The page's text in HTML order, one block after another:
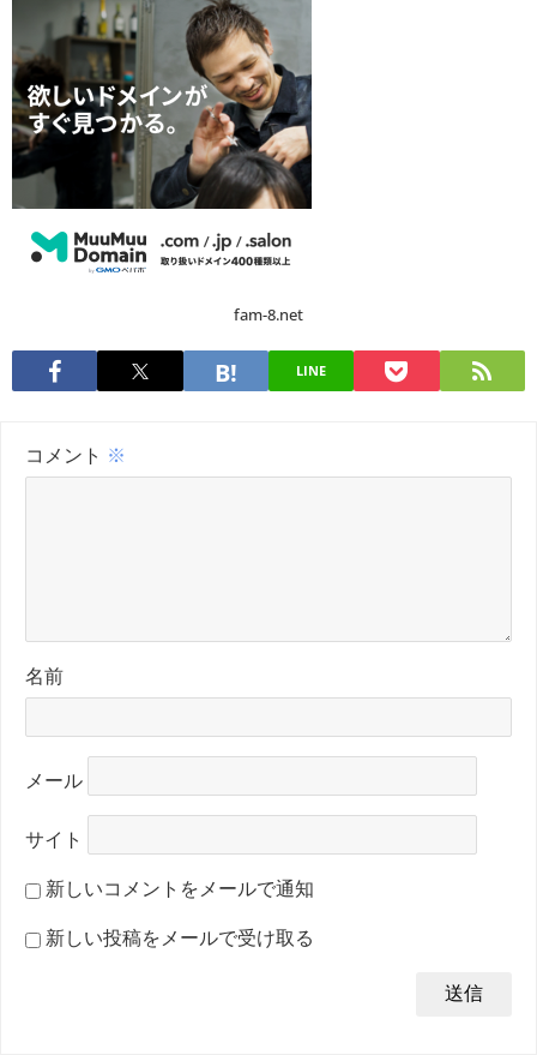
fam-8.net
LINE
コメント ※
名前
メール
サイト
新しいコメントをメールで通知
新しい投稿をメールで受け取る